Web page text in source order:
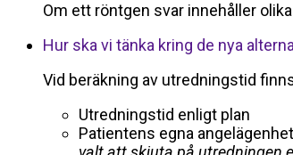
Om ett röntgen svar innehåller
Hur ska vi tänka kring de nya
Vid beräkning av utredningstid
Utredningstid enligt plan
Patientens egna